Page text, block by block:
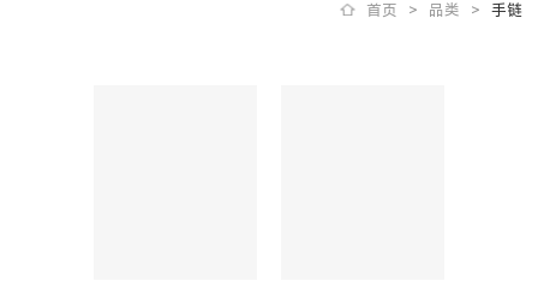
首页 > 品类 > 手链